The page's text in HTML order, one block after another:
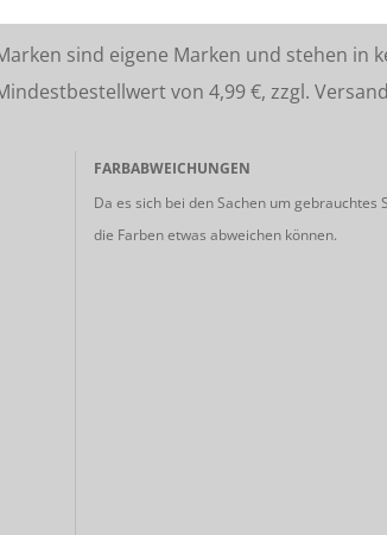
sind eigene Marken und stehen in
von 4,99 €, zzgl.
FARBABWEICHUNGEN
Da es sich bei den Sachen um gebrauchtes
die Farben etwas abweichen können.